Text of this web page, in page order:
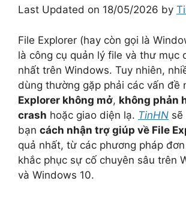
Last Updated on 18/05/2026 by
File Explorer (hay còn gọi là
là công cụ quản lý file và thư mục
nhất trên Windows. Tuy nhiên,
dùng thường gặp phải các vấn đề
Explorer không mở, không phản
crash hoặc giao diện lạ. TinHN sẽ
bạn cách nhận trợ giúp về File
quả nhất, từ các phương pháp
khắc phục sự cố chuyên sâu trên
và Windows 10.